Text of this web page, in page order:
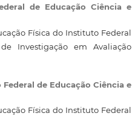
de Educação Ciência e
Física do Instituto Federal
Investigação em Avaliação
de Educação Ciência e
Física do Instituto Federal